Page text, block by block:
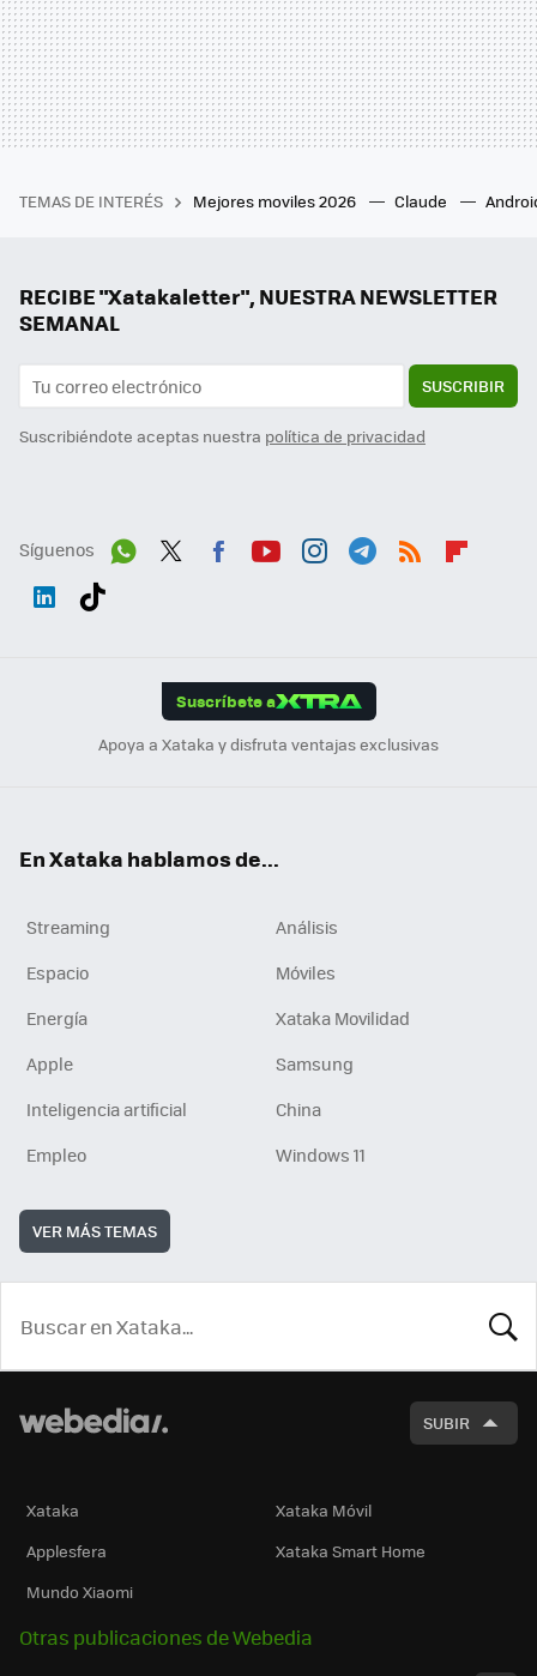
TEMAS DE INTERÉS Mejores moviles 2026 Claude
RECIBE "Xatakaletter", NUESTRA NEWSLETTER
SEMANAL
SUSCRIBIR
Suscribiéndote aceptas nuestra política de privacidad
Síguenos
Suscríbete a
Apoya a Xataka y disfruta ventajas exclusivas
En Xataka hablamos de...
Streaming
Análisis
Espacio
Móviles
Energía
Xataka Movilidad
Apple
Samsung
Inteligencia artificial
China
Empleo
Windows 11
VER MÁS TEMAS
SUBIR
Xataka
Xataka Móvil
Applesfera
Xataka Smart Home
Mundo Xiaomi
Otras publicaciones de Webedia